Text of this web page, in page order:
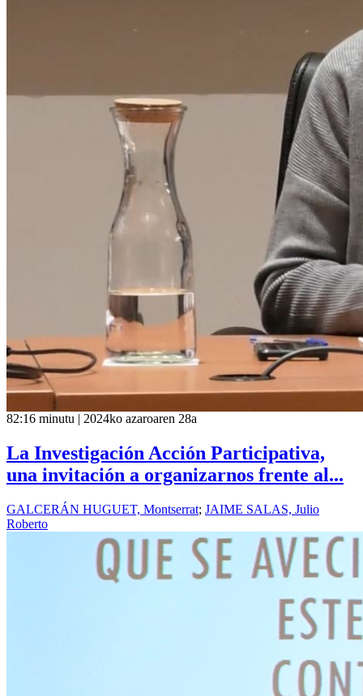
82:16 minutu | 2024ko azaroaren 28a
La Investigación Acción Participativa,
una invitación a organizarnos frente al...
GALCERÁN HUGUET, Montserrat; JAIME SALAS, Julio
Roberto